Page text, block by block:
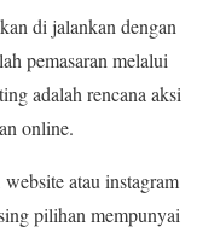
di jalankan dengan
pemasaran melalui
adalah rencana aksi
online.
atau instagram
pilihan mempunyai